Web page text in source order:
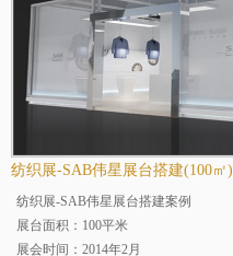
行业分类：汽车展
纺织展-SAB伟星展台搭建(100㎡)
纺织展-SAB伟星展台搭建案例
展台面积：100平米
展会时间：2014年2月